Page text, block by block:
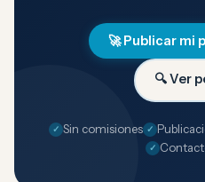
🚀 Publicar mi
🔍 Ver
Sin comisiones